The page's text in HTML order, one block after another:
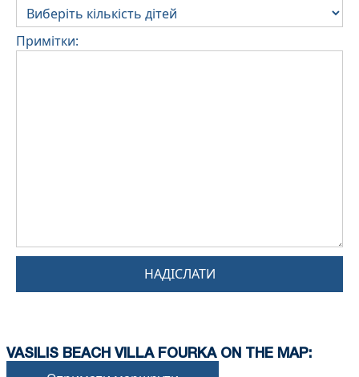
Примітки:
НАДІСЛАТИ
VASILIS BEACH VILLA FOURKA ON THE MAP: